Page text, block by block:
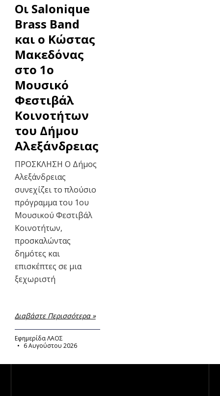
Οι Salonique
Brass Band
και ο Κώστας
Μακεδόνας
στο 1ο
Μουσικό
Φεστιβάλ
Κοινοτήτων
του Δήμου
Αλεξάνδρειας
ΠΡΟΣΚΛΗΣΗ Ο Δήμος
Αλεξάνδρειας
συνεχίζει το πλούσιο
πρόγραμμα του 1ου
Μουσικού Φεστιβάλ
Κοινοτήτων,
προσκαλώντας
δημότες και
επισκέπτες σε μια
ξεχωριστή
Διαβάστε Περισσότερα »
Εφημερίδα ΛΑΟΣ
6 Αυγούστου 2026